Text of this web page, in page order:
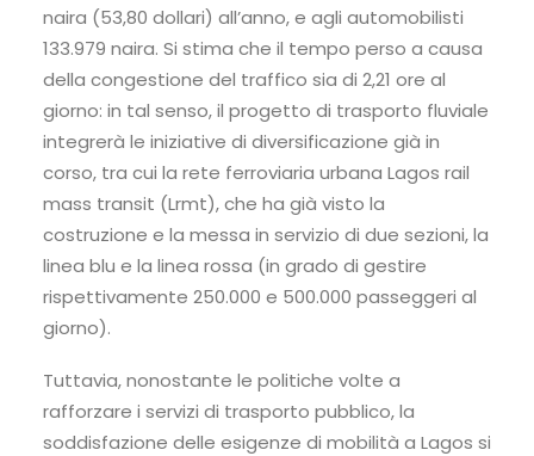
naira (53,80 dollari) all’anno, e agli automobilisti
133.979 naira. Si stima che il tempo perso a causa
della congestione del traffico sia di 2,21 ore al
giorno: in tal senso, il progetto di trasporto fluviale
integrerà le iniziative di diversificazione già in
corso, tra cui la rete ferroviaria urbana Lagos rail
mass transit (Lrmt), che ha già visto la
costruzione e la messa in servizio di due sezioni, la
linea blu e la linea rossa (in grado di gestire
rispettivamente 250.000 e 500.000 passeggeri al
giorno).
Tuttavia, nonostante le politiche volte a
rafforzare i servizi di trasporto pubblico, la
soddisfazione delle esigenze di mobilità a Lagos si